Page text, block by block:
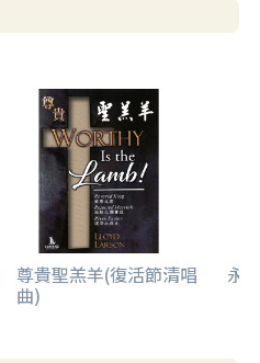
尊貴聖羔羊(復活節清唱
曲)
永